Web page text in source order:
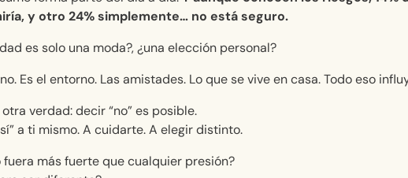
y otro 24% simplemente… no está seguro.
es solo una moda?, ¿una elección personal?
Es el entorno. Las amistades. Lo que se vive en casa. Todo eso
verdad: decir “no” es posible.
a ti mismo. A cuidarte. A elegir distinto.
fuera más fuerte que cualquier presión?